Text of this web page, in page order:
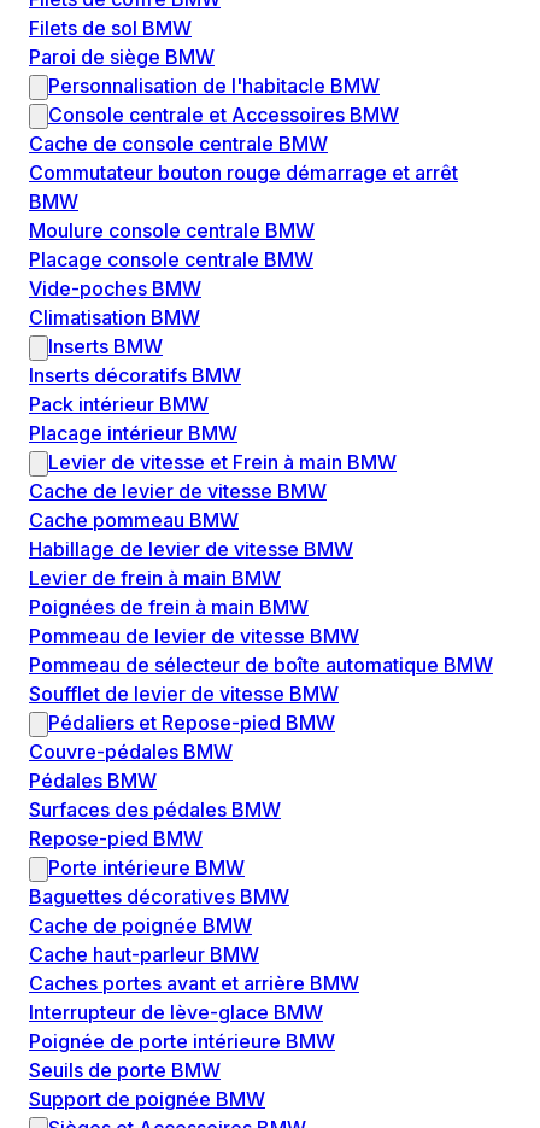
Filets de sol BMW
Paroi de siège BMW
Personnalisation de l'habitacle BMW
Console centrale et Accessoires BMW
Cache de console centrale BMW
Commutateur bouton rouge démarrage et arrêt
BMW
Moulure console centrale BMW
Placage console centrale BMW
Vide-poches BMW
Climatisation BMW
Inserts BMW
Inserts décoratifs BMW
Pack intérieur BMW
Placage intérieur BMW
Levier de vitesse et Frein à main BMW
Cache de levier de vitesse BMW
Cache pommeau BMW
Habillage de levier de vitesse BMW
Levier de frein à main BMW
Poignées de frein à main BMW
Pommeau de levier de vitesse BMW
Pommeau de sélecteur de boîte automatique BMW
Soufflet de levier de vitesse BMW
Pédaliers et Repose-pied BMW
Couvre-pédales BMW
Pédales BMW
Surfaces des pédales BMW
Repose-pied BMW
Porte intérieure BMW
Baguettes décoratives BMW
Cache de poignée BMW
Cache haut-parleur BMW
Caches portes avant et arrière BMW
Interrupteur de lève-glace BMW
Poignée de porte intérieure BMW
Seuils de porte BMW
Support de poignée BMW